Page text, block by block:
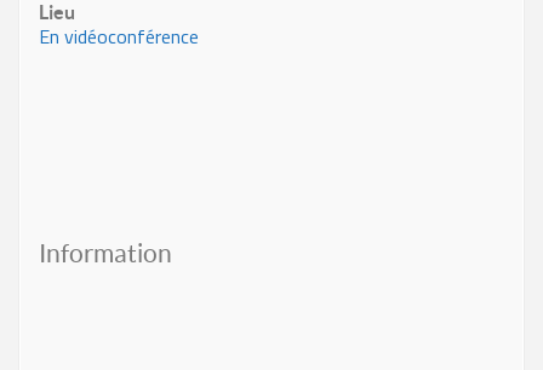
Lieu
En vidéoconférence
Information